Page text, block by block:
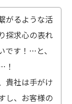
がるような活
探求心の表れ
です！…と、
！
貴社は手がけ
し、お客様の